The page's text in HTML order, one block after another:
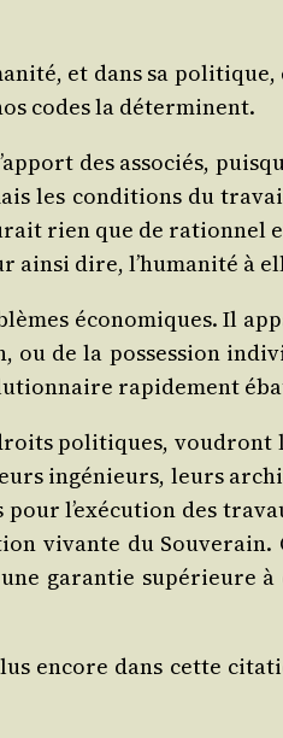
et dans sa
codes la déterminent.
des asso­ciés,
les condi­tions du
rien que de
dire, l’hu­ma­ni­té à
éco­no­miques. Il
ou de la pos­ses­sion
rapi­de­ment
poli­tiques,
ingé­nieurs, leurs
l’exé­cu­tion des
vivante du
garan­tie supé­rieure
encore dans cette